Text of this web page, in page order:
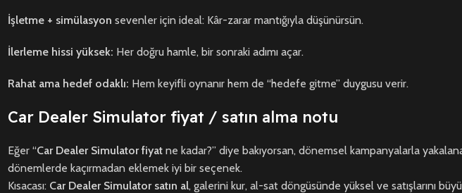
İşletme + simülasyon sevenler için ideal: Kâr-zarar mantığıyla düşünürsün.
İlerleme hissi yüksek: Her doğru hamle, bir sonraki adımı açar.
Rahat ama hedef odaklı: Hem keyifli oynanır hem de “hedefe gitme” duygusu verir.
Car Dealer Simulator fiyat / satın alma notu
Eğer “Car Dealer Simulator fiyat ne kadar?” diye bakıyorsan, dönemsel kampanyalarla
dönemlerde kaçırmadan eklemek iyi bir seçenek.
Kısacası: Car Dealer Simulator satın al, galerini kur, al-sat döngüsünde yüksel ve satışlarını